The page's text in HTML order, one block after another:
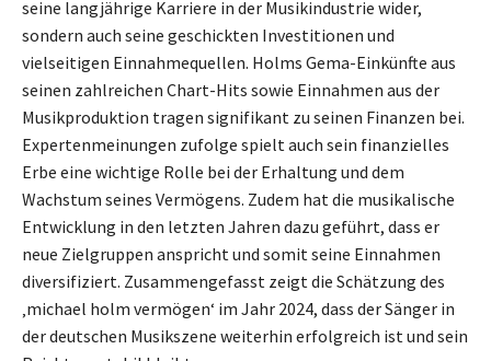
seine langjährige Karriere in der Musikindustrie wider,
sondern auch seine geschickten Investitionen und
vielseitigen Einnahmequellen. Holms Gema-Einkünfte aus
seinen zahlreichen Chart-Hits sowie Einnahmen aus der
Musikproduktion tragen signifikant zu seinen Finanzen bei.
Expertenmeinungen zufolge spielt auch sein finanzielles
Erbe eine wichtige Rolle bei der Erhaltung und dem
Wachstum seines Vermögens. Zudem hat die musikalische
Entwicklung in den letzten Jahren dazu geführt, dass er
neue Zielgruppen anspricht und somit seine Einnahmen
diversifiziert. Zusammengefasst zeigt die Schätzung des
‚michael holm vermögen‘ im Jahr 2024, dass der Sänger in
der deutschen Musikszene weiterhin erfolgreich ist und sein